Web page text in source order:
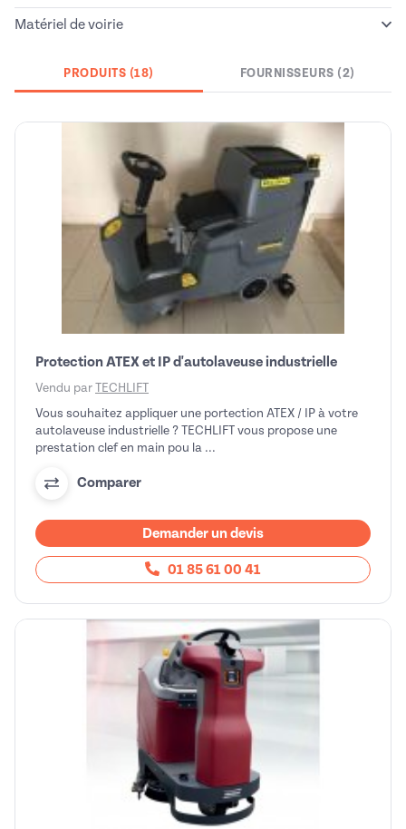
Matériel de voirie
PRODUITS (18) FOURNISSEURS (2)
Protection ATEX et IP d'autolaveuse industrielle
Vendu par TECHLIFT
Vous souhaitez appliquer une portection ATEX / IP à votre
autolaveuse industrielle ? TECHLIFT vous propose une
prestation clef en main pou la ...
Comparer
Demander un devis
01 85 61 00 41